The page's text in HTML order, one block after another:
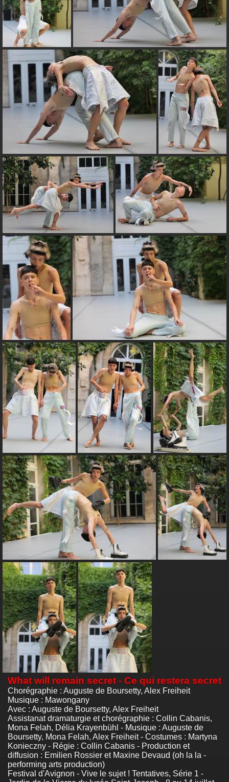
What will remain secret - Ce qui restera secret
Chorégraphie : Auguste de Boursetty, Alex Freiheit
Musique : Mawongany
Avec : Auguste de Boursetty, Alex Freiheit
Assistanat dramaturgie et chorégraphie : Collin Cabanis,
Mona Felah, Délia Krayenbühl - Musique : Auguste de
Boursetty, Mona Felah, Alex Freiheit - Costumes : Martyna
Konieczny - Régie : Collin Cabanis - Production et
diffusion : Emilien Rossier et Maxine Devaud (oh la la -
performing arts production)
Festival d'Avignon - Vive le sujet ! Tentatives, Série 1 -